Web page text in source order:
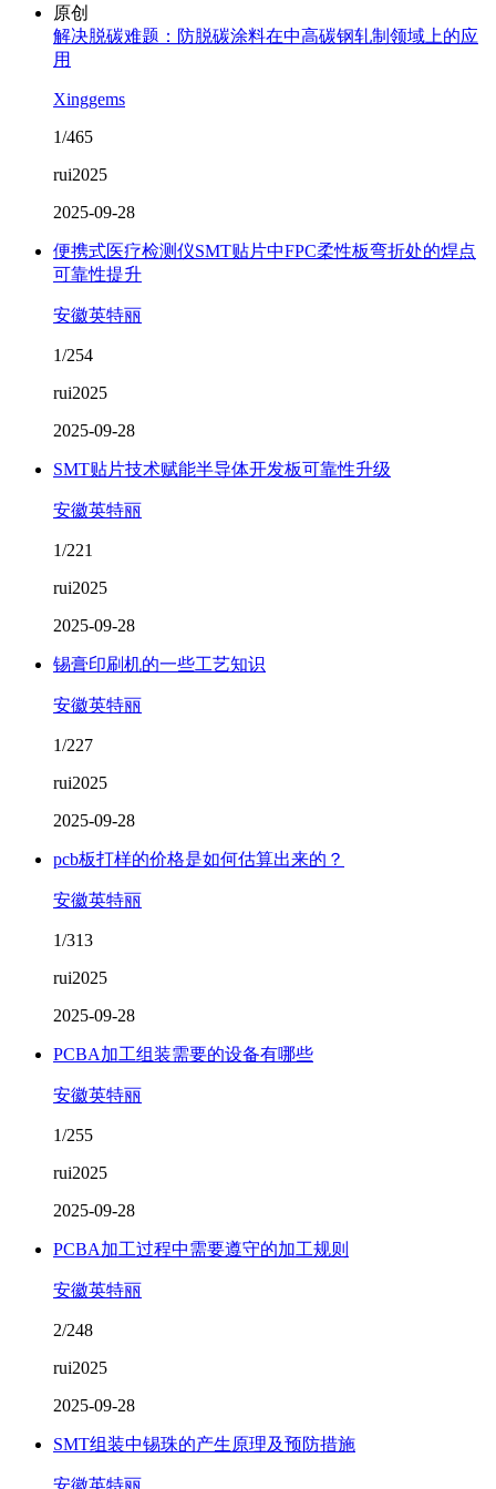
原创
解决脱碳难题：防脱碳涂料在中高碳钢轧制领域上的应
用
Xinggems
1/465
rui2025
2025-09-28
便携式医疗检测仪SMT贴片中FPC柔性板弯折处的焊点
可靠性提升
安徽英特丽
1/254
rui2025
2025-09-28
SMT贴片技术赋能半导体开发板可靠性升级
安徽英特丽
1/221
rui2025
2025-09-28
锡膏印刷机的一些工艺知识
安徽英特丽
1/227
rui2025
2025-09-28
pcb板打样的价格是如何估算出来的？
安徽英特丽
1/313
rui2025
2025-09-28
PCBA加工组装需要的设备有哪些
安徽英特丽
1/255
rui2025
2025-09-28
PCBA加工过程中需要遵守的加工规则
安徽英特丽
2/248
rui2025
2025-09-28
SMT组装中锡珠的产生原理及预防措施
安徽英特丽